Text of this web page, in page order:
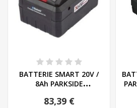
BATTERIE SMART 20V /
8Ah PARKSIDE
A1...
83,39 €